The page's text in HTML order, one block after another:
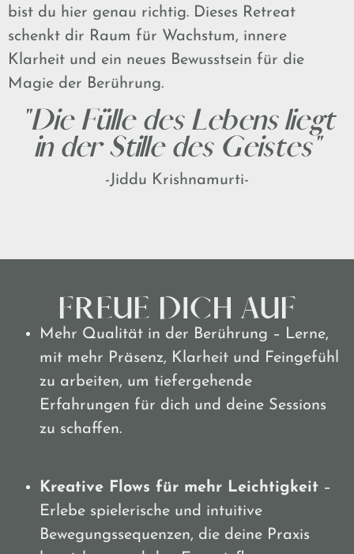
bist du hier genau richtig. Dieses Retreat
schenkt dir Raum für Wachstum, innere
Klarheit und ein neues Bewusstsein für die
Magie der Berührung.
"Die Fülle des Lebens liegt
in der Stille des Geistes"
-Jiddu Krishnamurti-
FREUE DICH AUF
Mehr Qualität in der Berührung – Lerne,
mit mehr Präsenz, Klarheit und Feingefühl
zu arbeiten, um tiefergehende
Erfahrungen für dich und deine Sessions
zu schaffen.
Kreative Flows für mehr Leichtigkeit –
Erlebe spielerische und intuitive
Bewegungssequenzen, die deine Praxis